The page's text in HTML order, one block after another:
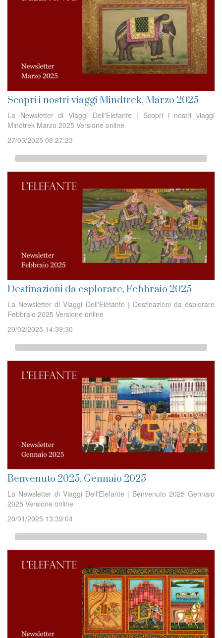
Scopri i nostri viaggi Mindtrek, Marzo 2025
La Newsletter di Viaggi Dell'Elefante | Scopri i nostri viaggi
Mindtrek Marzo 2025 Versione online
27/03/2025 08:27:23
Destinazioni da esplorare, Febbraio 2025
La Newsletter di Viaggi Dell'Elefante | Destinazioni da esplorare
Febbraio 2025 Versione online
20/02/2025 14:39:30
Benvenuto 2025, Gennaio 2025
La Newsletter di Viaggi Dell'Elefante | Benvenuto 2025 Gennaio
2025 Versione online
20/01/2025 13:39:04